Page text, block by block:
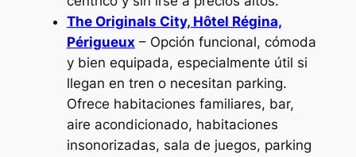
The Originals City, Hôtel Régina,
Périgueux – Opción funcional, cómoda
y bien equipada, especialmente útil si
llegan en tren o necesitan parking.
Ofrece habitaciones familiares, bar,
aire acondicionado, habitaciones
insonorizadas, sala de juegos, parking